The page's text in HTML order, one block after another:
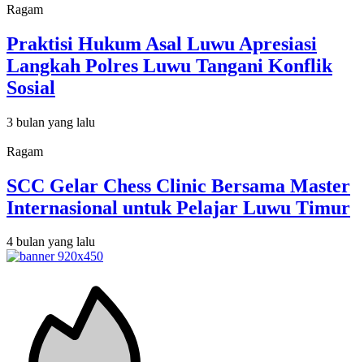
Ragam
Praktisi Hukum Asal Luwu Apresiasi
Langkah Polres Luwu Tangani Konflik
Sosial
3 bulan yang lalu
Ragam
SCC Gelar Chess Clinic Bersama Master
Internasional untuk Pelajar Luwu Timur
4 bulan yang lalu